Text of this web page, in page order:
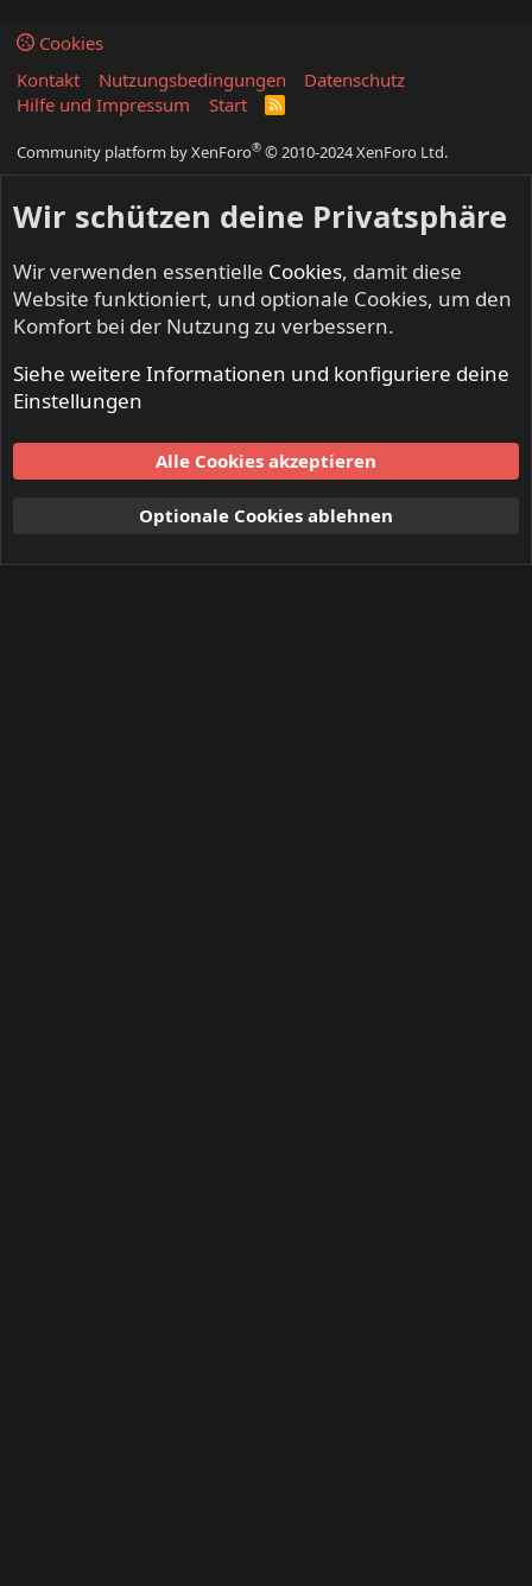
Cookies
Kontakt
Nutzungsbedingungen
Datenschutz
Hilfe und Impressum
Start
R
S
Community platform by XenForo® © 2010-2024 XenForo Ltd.
Wir schützen deine Privatsphäre
Wir verwenden essentielle Cookies, damit diese
Website funktioniert, und optionale Cookies, um den
Komfort bei der Nutzung zu verbessern.
Siehe weitere Informationen und konfiguriere deine
Einstellungen
Alle Cookies akzeptieren
Optionale Cookies ablehnen